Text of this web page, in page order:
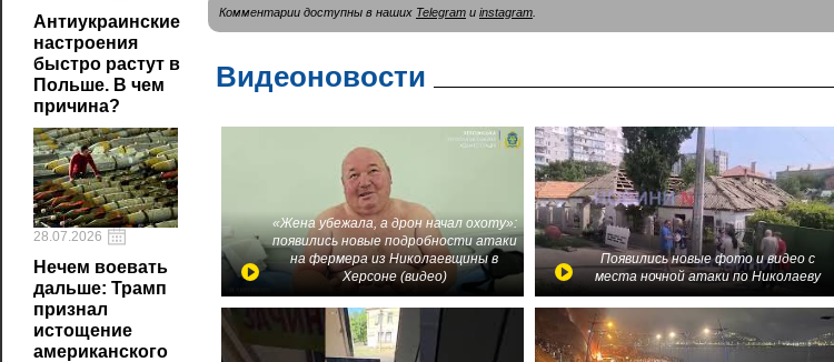
Антиукраинские
настроения
быстро растут в
Польше. В чем
причина?
28.07.2026
Нечем воевать
дальше: Трамп
признал
истощение
американского
Комментарии доступны в наших Telegram и instagram
Видеоновости
«Жена убежала, а дрон начал охоту»:
появились новые подробности атаки
на фермера из Николаевщины в
Херсоне (видео)
Появились новые фото и видео с
места ночной атаки по Николаеву